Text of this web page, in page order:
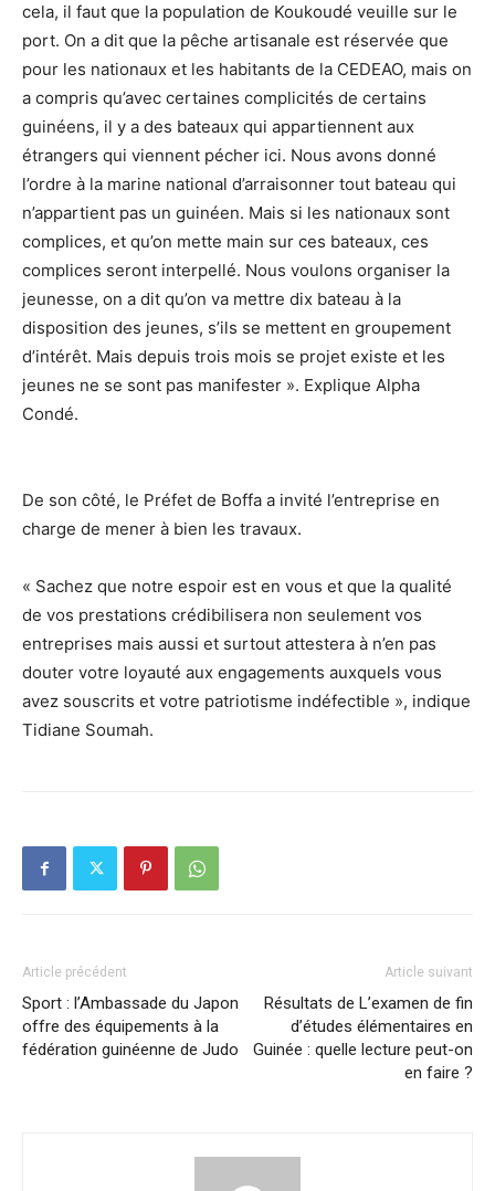
cela, il faut que la population de Koukoudé veuille sur le
port. On a dit que la pêche artisanale est réservée que
pour les nationaux et les habitants de la CEDEAO, mais on
a compris qu’avec certaines complicités de certains
guinéens, il y a des bateaux qui appartiennent aux
étrangers qui viennent pécher ici. Nous avons donné
l’ordre à la marine national d’arraisonner tout bateau qui
n’appartient pas un guinéen. Mais si les nationaux sont
complices, et qu’on mette main sur ces bateaux, ces
complices seront interpellé. Nous voulons organiser la
jeunesse, on a dit qu’on va mettre dix bateau à la
disposition des jeunes, s’ils se mettent en groupement
d’intérêt. Mais depuis trois mois se projet existe et les
jeunes ne se sont pas manifester ». Explique Alpha
Condé.
De son côté, le Préfet de Boffa a invité l’entreprise en
charge de mener à bien les travaux.
« Sachez que notre espoir est en vous et que la qualité
de vos prestations crédibilisera non seulement vos
entreprises mais aussi et surtout attestera à n’en pas
douter votre loyauté aux engagements auxquels vous
avez souscrits et votre patriotisme indéfectible », indique
Tidiane Soumah.
Article précédent
Sport : l’Ambassade du Japon
offre des équipements à la
fédération guinéenne de Judo
Article suivant
Résultats de L’examen de fin
d’études élémentaires en
Guinée : quelle lecture peut-on
en faire ?